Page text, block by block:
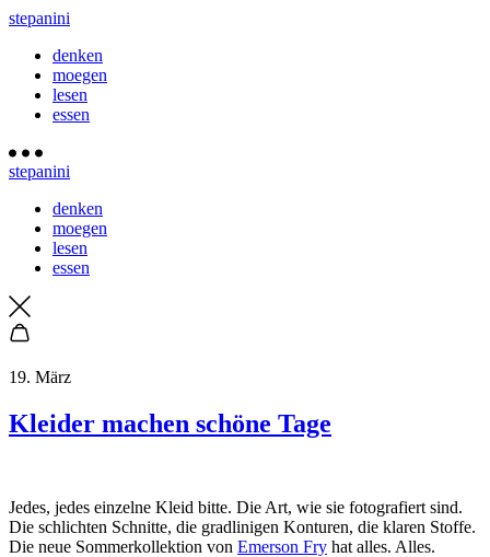
stepanini
denken
moegen
lesen
essen
stepanini
denken
moegen
lesen
essen
19. März
Kleider machen schöne Tage
Jedes, jedes einzelne Kleid bitte. Die Art, wie sie fotografiert sind.
Die schlichten Schnitte, die gradlinigen Konturen, die klaren Stoffe.
Die neue Sommerkollektion von Emerson Fry hat alles. Alles.